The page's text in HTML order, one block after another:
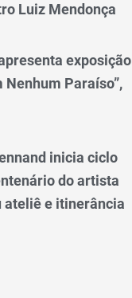
Luiz Mendonça
exposição
Nenhum Paraíso”,
inicia ciclo
do artista
ateliê e itinerância